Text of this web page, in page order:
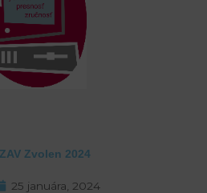
Zvolen 2024
25 januára, 2024